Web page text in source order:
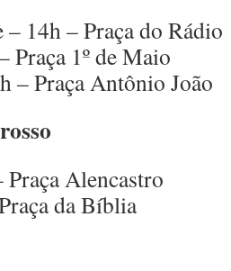
14h – Praça do Rádio
Praça 1º de Maio
– Praça Antônio João
Alencastro
da Bíblia